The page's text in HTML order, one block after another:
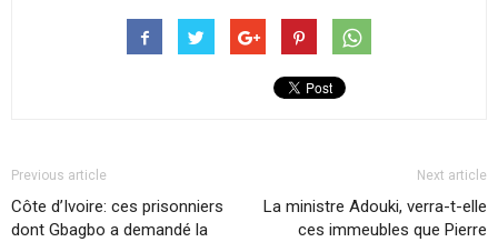
Previous article
Côte d’Ivoire: ces prisonniers
dont Gbagbo a demandé la
Next article
La ministre Adouki, verra-t-elle
ces immeubles que Pierre